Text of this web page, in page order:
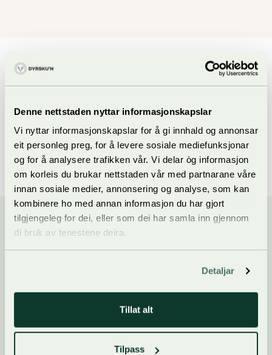
Denne nettstaden nyttar informasjonskapslar
Vi nyttar informasjonskapslar for å gi innhald og annonsar
eit personleg preg, for å levere sosiale mediefunksjonar
og for å analysere trafikken vår. Vi delar òg informasjon
om korleis du brukar nettstaden vår med partnarane våre
innan sosiale medier, annonsering og analyse, som kan
kombinere ho med annan informasjon du har gjort
tilgjengeleg for dei, eller som dei har samla inn gjennom
di bruk av tenestene deira.
Detaljar
Tillat alt
Tilpass
prøve deg på rolege og barnevennlege hestar.
Om du vil lære meir om hest, kan du besøke Sterke Nils-
tunet og fjordhesten der.
For gjester
For utstillar